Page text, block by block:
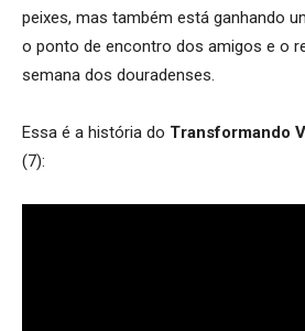
peixes, mas também está ganhando
o ponto de encontro dos amigos e o
semana dos douradenses.
Essa é a história do Transformando
(7):